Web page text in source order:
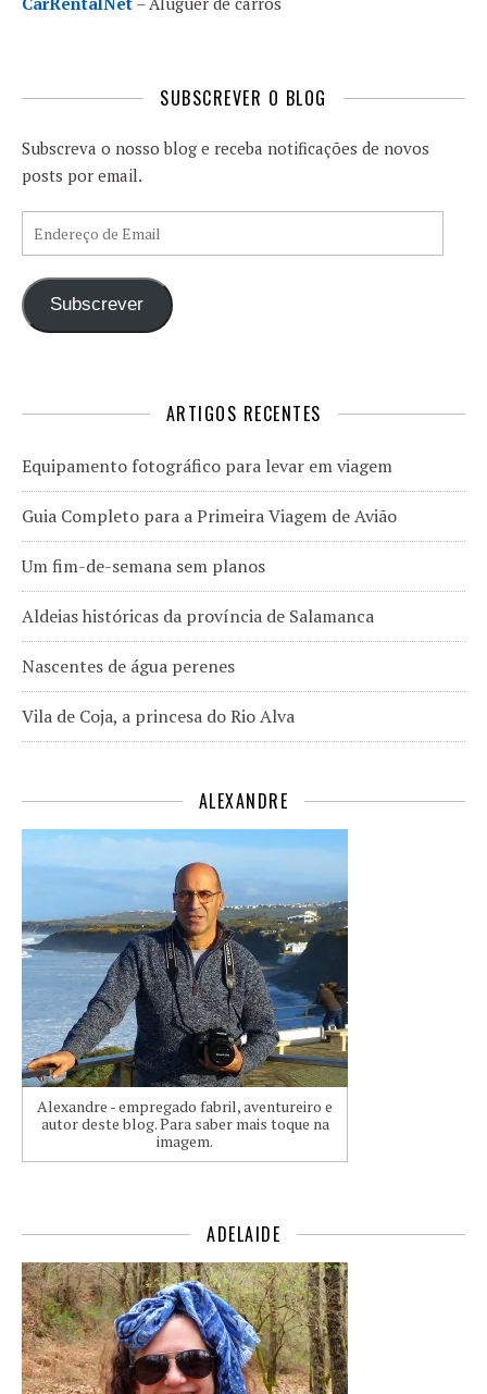
SUBSCREVER O BLOG
Subscreva o nosso blog e receba notificações de novos
posts por email.
Endereço de Email
Subscrever
ARTIGOS RECENTES
Equipamento fotográfico para levar em viagem
Guia Completo para a Primeira Viagem de Avião
Um fim-de-semana sem planos
Aldeias históricas da província de Salamanca
Nascentes de água perenes
Vila de Coja, a princesa do Rio Alva
ALEXANDRE
Alexandre - empregado fabril, aventureiro e
autor deste blog. Para saber mais toque na
imagem.
ADELAIDE